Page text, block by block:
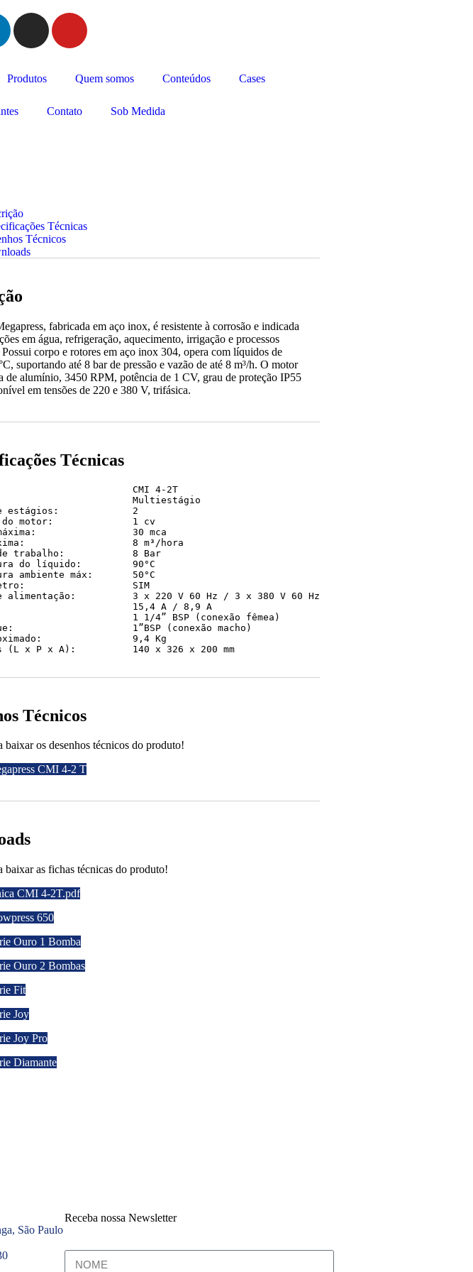
Produtos Quem somos Conteúdos Cases
Contato Sob Medida
Técnicas
Técnicos
fabricada em aço inox, é resistente à corrosão e indicada
em água, refrigeração, aquecimento, irrigação e processos
corpo e rotores em aço inox 304, opera com líquidos de
suportando até 8 bar de pressão e vazão de até 8 m³/h. O motor
de alumínio, 3450 RPM, potência de 1 CV, grau de proteção IP55
em tensões de 220 e 380 V, trifásica.
Técnicas
2
1 cv
30 mca
m³/hora
8 Bar
do líquido:		90°C
ambiente máx:	50°C
SIM
3 x 220 V 60 Hz / 3 x 380 V 60 Hz
9,4 Kg
Dimensões (L x P x A):		140 x 326 x 200 mm
Técnicos
baixar os desenhos técnicos do produto!
CMI 4-2 T
baixar as fichas técnicas do produto!
CMI 4-2T.pdf
650
Ouro 1 Bomba
Ouro 2 Bombas
Fit
Joy
Joy Pro
Diamante
São Paulo
Receba nossa Newsletter